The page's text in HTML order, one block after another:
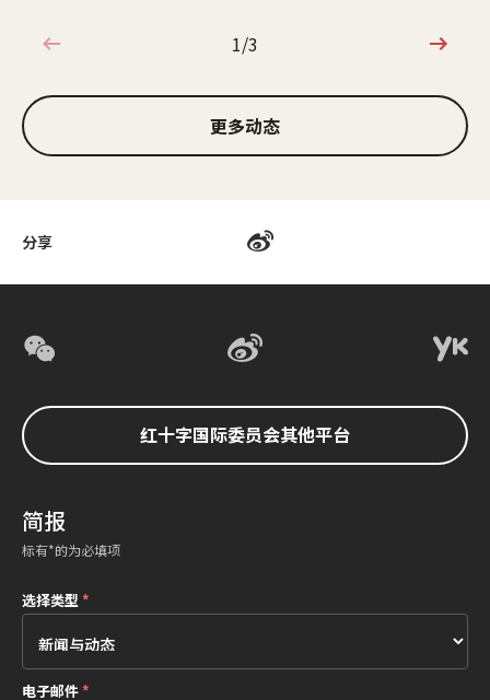
分享
1/3
1/3
更多动态
红十字国际委员会其他平台
简报
标有*的为必填项
选择类型*
电子邮件*